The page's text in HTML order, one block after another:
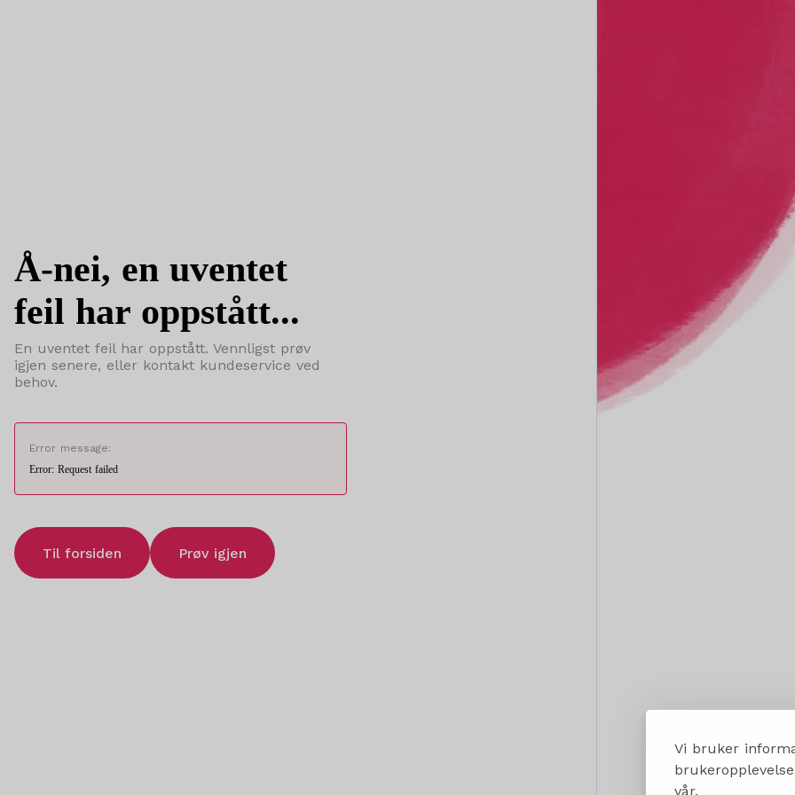
Vi bruker
vår.
Å-nei, en uventet
feil har oppstått...
En uventet feil har oppstått. Vennligst prøv
igjen senere, eller kontakt kundeservice ved
behov.
Error message:
Error: Request failed
Til forsiden Prøv igjen